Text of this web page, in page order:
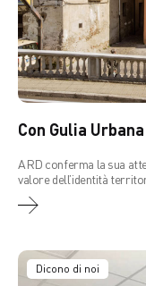
Con Gulia
ARD conferma la sua
valore dell’identità
Dicono di noi